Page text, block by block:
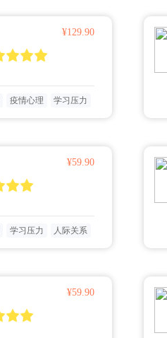
¥129.90
疫情心理 学习压力
¥59.90
学习压力 人际关系
¥59.90